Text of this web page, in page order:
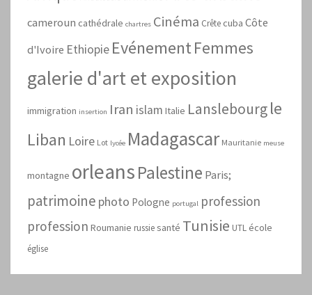
cameroun cathédrale chartres Cinéma Crêtecuba Côte
d'Ivoire Ethiopie EvénementFemmes
galerie d'art et exposition
immigration insertion Iran islam Italie Lanslebourgle
Liban Loire Lot lycée Madagascar Mauritanie meuse
montagne orleansPalestine Paris;
patrimoine photo Pologne portugal profession
profession Roumanie russiesanté Tunisie UTLécole
église